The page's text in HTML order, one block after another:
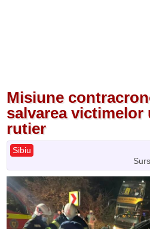
Misiune
salvarea
rutier
Sibiu